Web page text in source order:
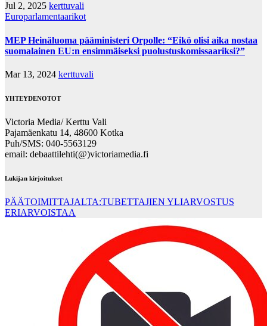
Jul 2, 2025 kerttuvali
Europarlamentaarikot
MEP Heinäluoma pääministeri Orpolle: “Eikö olisi aika nostaa
suomalainen EU:n ensimmäiseksi puolustuskomissaariksi?”
Mar 13, 2024 kerttuvali
YHTEYDENOTOT
Victoria Media/ Kerttu Vali
Pajamäenkatu 14, 48600 Kotka
Puh/SMS: 040-5563129
email: debaattilehti(@)victoriamedia.fi
Lukijan kirjoitukset
PÄÄTOIMITTAJALTA:TUBETTAJIEN YLIARVOSTUS
ERIARVOISTAA